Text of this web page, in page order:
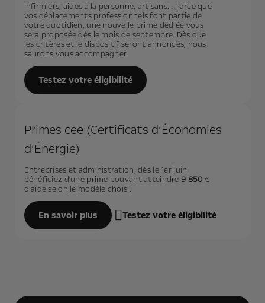
Infirmiers, aides à la personne, artisans… Parce que
vos déplacements professionnels font partie de
votre quotidien, une nouvelle prime dédiée vous
sera proposée dès le mois de septembre. Dès que
les critères et le dispositif seront annoncés, nous
saurons vous accompagner.
Testez votre éligibilité​
Primes cee (Certificats d’Économies
d’Énergie)
Entreprises et administration, dès le 1er juin
bénéficiez d'une prime pouvant atteindre 9 850 €
d’aide selon le modèle choisi.
En savoir plus Testez votre éligibilité